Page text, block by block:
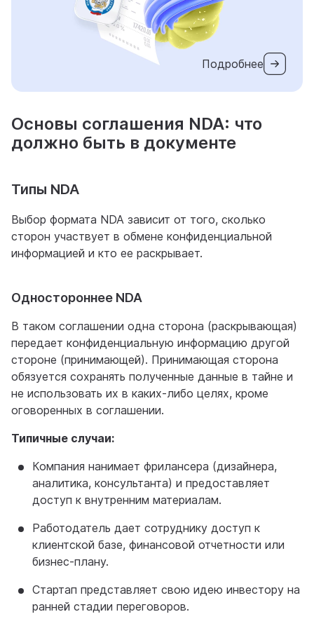
Подробнее
Основы соглашения NDA: что
должно быть в документе
Типы NDA
Выбор формата NDA зависит от того, сколько
сторон участвует в обмене конфиденциальной
информацией и кто ее раскрывает.
Одностороннее NDA
В таком соглашении одна сторона (раскрывающая)
передает конфиденциальную информацию другой
стороне (принимающей). Принимающая сторона
обязуется сохранять полученные данные в тайне и
не использовать их в каких-либо целях, кроме
оговоренных в соглашении.
Типичные случаи:
Компания нанимает фрилансера (дизайнера,
аналитика, консультанта) и предоставляет
доступ к внутренним материалам.
Работодатель дает сотруднику доступ к
клиентской базе, финансовой отчетности или
бизнес-плану.
Стартап представляет свою идею инвестору на
ранней стадии переговоров.